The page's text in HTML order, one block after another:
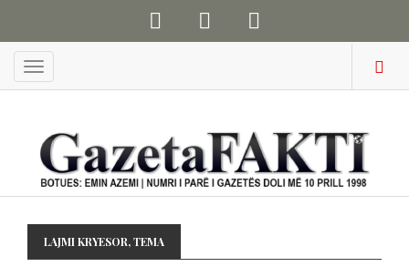
Menu
LAJMI KRYESOR,TEMA